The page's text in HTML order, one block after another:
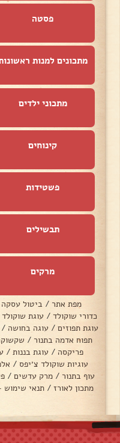
פסטה
מתכונים למנות
מתכוני ילדים
קינוחים
פשטידות
תבשילים
מרקים
מפת אתר / ביטול עסקה
כדורי שוקולד / עוגת שוקולד
עוגת תפוזים / עוגה בחושה /
תפוח אדמה בתנור /
פריקסה / עוגת בננות /
עוגיות שוקולד צ׳יפס /
עוף בתנור / מרק עדשים /
מתכון לאורז / תנאי שימוש